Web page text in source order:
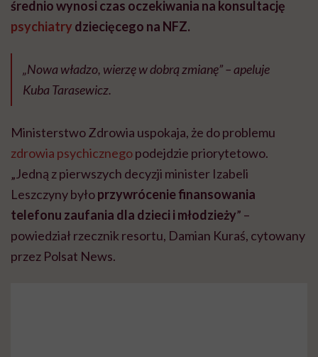
średnio wynosi czas oczekiwania na konsultację
psychiatry dziecięcego na NFZ.
„Nowa władzo, wierzę w dobrą zmianę” – apeluje
Kuba Tarasewicz.
Ministerstwo Zdrowia uspokaja, że do problemu
zdrowia psychicznegopodejdzie priorytetowo.
„Jedną z pierwszych decyzji minister Izabeli
Leszczyny byłoprzywrócenie finansowania
telefonu zaufania dla dzieci i młodzieży” –
powiedział rzecznik resortu, Damian Kuraś, cytowany
przez Polsat News.